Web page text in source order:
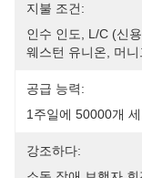
지불 조건:
인수 인도, L/C (신
웨스턴 유니온, 머니
공급 능력:
1주일에 50000개
강조하다: